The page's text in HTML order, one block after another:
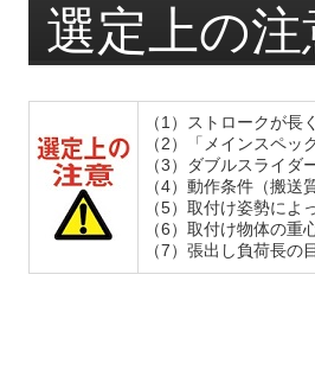
選定上の注
（1）ストロークが
（2）「メインスペ
（3）ダブルスライ
（4）動作条件（搬
（5）取付け姿勢に
（6）取付け物体の
（7）張出し負荷長